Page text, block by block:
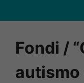
Fondi /
autismo